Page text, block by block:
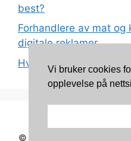
best?
Forhandlere av mat
digitale reklamer
Hva betyr det at plast
Kontakt:
© 2026 Mine oppskrifter
Vi bruker cookies
opplevelse på